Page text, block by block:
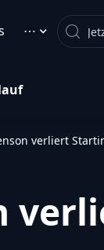
⋯
verliert